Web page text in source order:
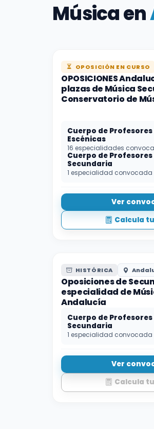
Música en
OPOSICIÓN EN CURSO
OPOSICIONES
plazas de Música
Conservatorio de
Cuerpo de
Escénicas
16 especialidades
Cuerpo de Profesores
Secundaria
1 especialidad convocada
Ver
Calcula
HISTÓRICA
Oposiciones de
especialidad de
Andalucía
Cuerpo de Profesores
Secundaria
1 especialidad convocada
Ver
Calcula